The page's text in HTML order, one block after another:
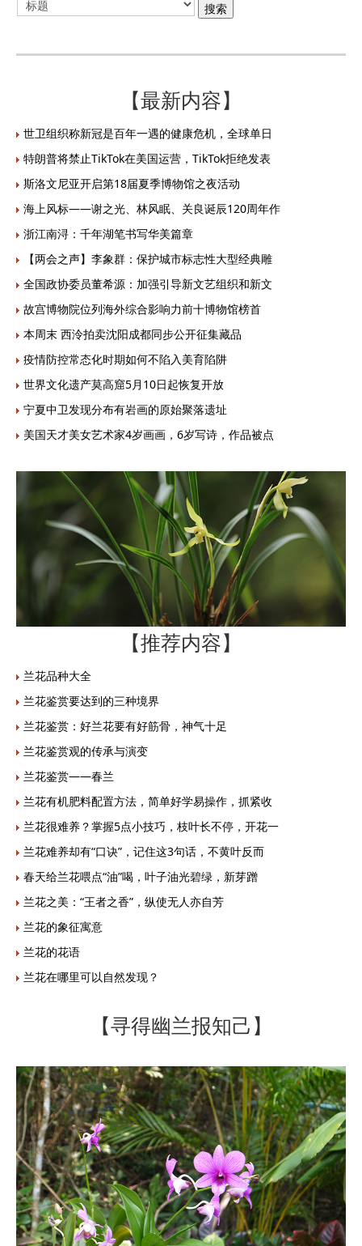
【最新内容】
世卫组织称新冠是百年一遇的健康危机，全球单日
特朗普将禁止TikTok在美国运营，TikTok拒绝发表
斯洛文尼亚开启第18届夏季博物馆之夜活动
海上风标——谢之光、林风眠、关良诞辰120周年作
浙江南浔：千年湖笔书写华美篇章
【两会之声】李象群：保护城市标志性大型经典雕
全国政协委员董希源：加强引导新文艺组织和新文
故宫博物院位列海外综合影响力前十博物馆榜首
本周末 西泠拍卖沈阳成都同步公开征集藏品
疫情防控常态化时期如何不陷入美育陷阱
世界文化遗产莫高窟5月10日起恢复开放
宁夏中卫发现分布有岩画的原始聚落遗址
美国天才美女艺术家4岁画画，6岁写诗，作品被点
【推荐内容】
兰花品种大全
兰花鉴赏要达到的三种境界
兰花鉴赏：好兰花要有好筋骨，神气十足
兰花鉴赏观的传承与演变
兰花鉴赏——春兰
兰花有机肥料配置方法，简单好学易操作，抓紧收
兰花很难养？掌握5点小技巧，枝叶长不停，开花一
兰花难养却有“口诀”，记住这3句话，不黄叶反而
春天给兰花喂点“油”喝，叶子油光碧绿，新芽蹭
兰花之美：“王者之香”，纵使无人亦自芳
兰花的象征寓意
兰花的花语
兰花在哪里可以自然发现？
【寻得幽兰报知己】